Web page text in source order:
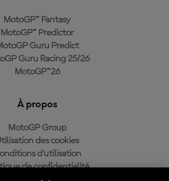
MotoGP™ Fantasy
MotoGP™ Predictor
Guru Predict
Guru Racing 25/26
MotoGP™26
À propos
MotoGP Group
des cookies
d'utilisation
de confidentialité